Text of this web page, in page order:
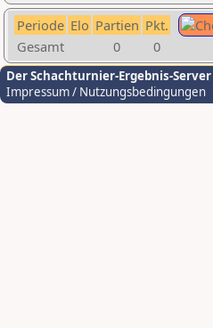
Periode Elo Partien Pkt.
Gesamt
0 0
Der Schachturnier-Ergebnis-Server
Impressum / Nutzungsbedingungen